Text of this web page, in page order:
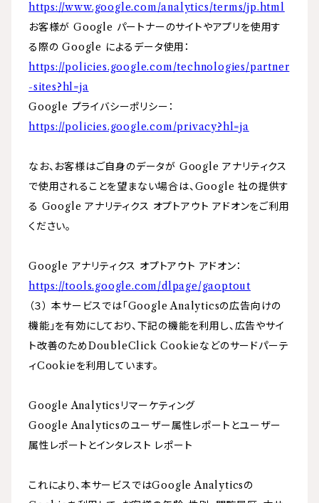
https://www.google.com/analytics/terms/jp.html
お客様が Google パートナーのサイトやアプリを使用す
る際の Google によるデータ使用：
https://policies.google.com/technologies/partner
-sites?hl=ja
Google プライバシーポリシー：
https://policies.google.com/privacy?hl=ja
なお、お客様はご自身のデータが Google アナリティクス
で使用されることを望まない場合は、Google 社の提供す
る Google アナリティクス オプトアウト アドオンをご利用
ください。
Google アナリティクス オプトアウト アドオン：
https://tools.google.com/dlpage/gaoptout
（３） 本サービスでは「Google Analyticsの広告向けの
機能」を有効にしており、下記の機能を利用し、広告やサイ
ト改善のためDoubleClick Cookieなどのサードパーテ
ィCookieを利用しています。
Google Analyticsリマーケティング
Google Analyticsのユーザー属性レポートとユーザー
属性レポートとインタレスト レポート
これにより、本サービスではGoogle Analyticsの